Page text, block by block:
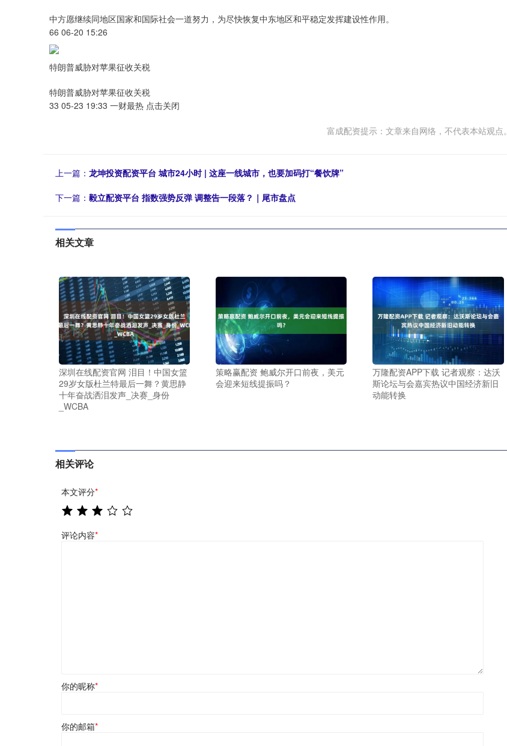
中方愿继续同地区国家和国际社会一道努力，为尽快恢复中东地区和平稳定发挥建设性作用。
66 06-20 15:26
特朗普威胁对苹果征收关税
特朗普威胁对苹果征收关税
33 05-23 19:33 一财最热 点击关闭
富成配资提示：文章来自网络，不代表本站观点。
上一篇： 龙坤投资配资平台 城市24小时 | 这座一线城市，也要加码打“餐饮牌”
下一篇： 毅立配资平台 指数强势反弹 调整告一段落？｜尾市盘点
相关文章
深圳在线配资官网 泪目！中国女篮
29岁女版杜兰特最后一舞？黄思静
十年奋战洒泪发声_决赛_身份
_WCBA
策略赢配资 鲍威尔开口前夜，美元
会迎来短线提振吗？
万隆配资APP下载 记者观察：达沃
斯论坛与会嘉宾热议中国经济新旧
动能转换
相关评论
本文评分*
评论内容*
你的昵称*
你的邮箱*